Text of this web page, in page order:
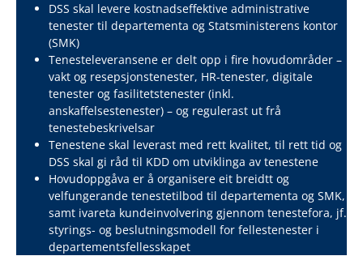
DSS skal levere kostnadseffektive administrative
tenester til departementa og Statsministerens kontor
(SMK)
Tenesteleveransene er delt opp i fire hovudområder –
vakt og resepsjonstenester, HR-tenester, digitale
tenester og fasilitetstenester (inkl.
anskaffelsestenester) – og regulerast ut frå
tenestebeskrivelsar
Tenestene skal leverast med rett kvalitet, til rett tid og
DSS skal gi råd til KDD om utviklinga av tenestene
Hovudoppgåva er å organisere eit breidtt og
velfungerande tenestetilbod til departementa og SMK,
samt ivareta kundeinvolvering gjennom tenestefora, jf.
styrings- og beslutningsmodell for fellestenester i
departementsfellesskapet